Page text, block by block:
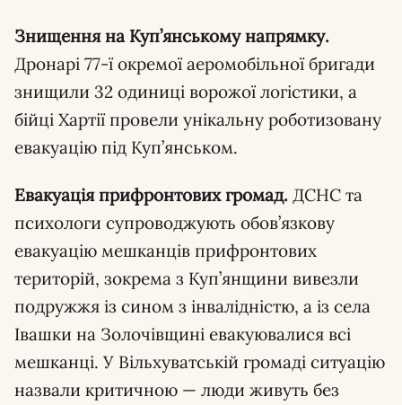
Знищення на Куп’янському напрямку.
Дронарі 77-ї окремої аеромобільної бригади
знищили 32 одиниці ворожої логістики, а
бійці Хартії провели унікальну роботизовану
евакуацію під Куп’янськом.
Евакуація прифронтових громад. ДСНС та
психологи супроводжують обов’язкову
евакуацію мешканців прифронтових
територій, зокрема з Куп’янщини вивезли
подружжя із сином з інвалідністю, а із села
Івашки на Золочівщині евакуювалися всі
мешканці. У Вільхуватській громаді ситуацію
назвали критичною — люди живуть без